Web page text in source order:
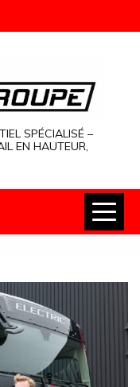
SPÉCIALISÉ –
EN HAUTEUR,